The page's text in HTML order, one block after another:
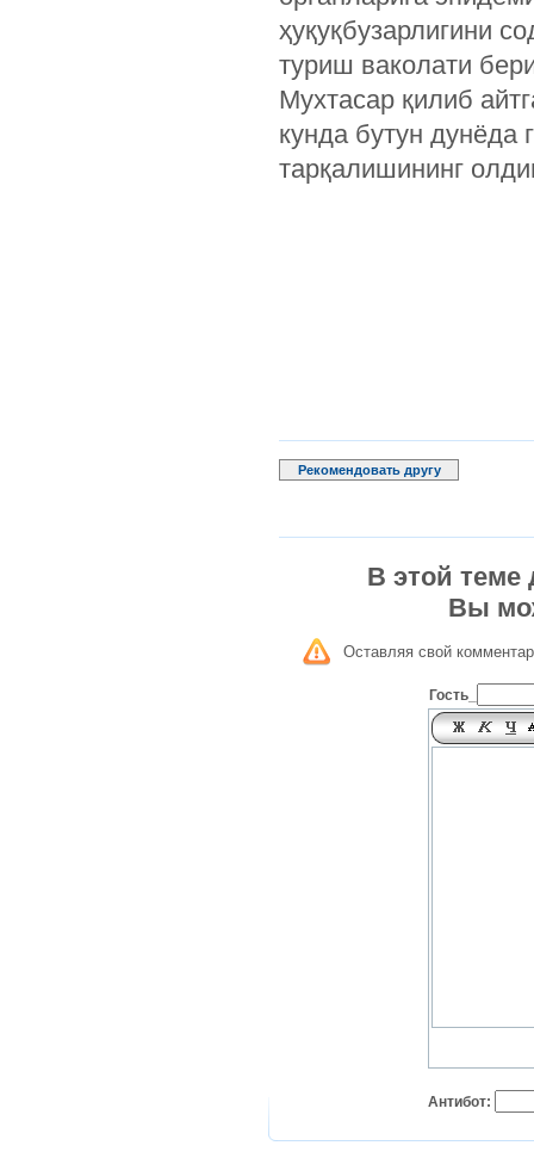
ҳуқуқбузарлигини
туриш ваколати
Мухтасар қилиб
кунда бутун
тарқалишининг
Рекомендовать другу
В этой теме
Вы
Оставляя свой
Гость_
Антибот: